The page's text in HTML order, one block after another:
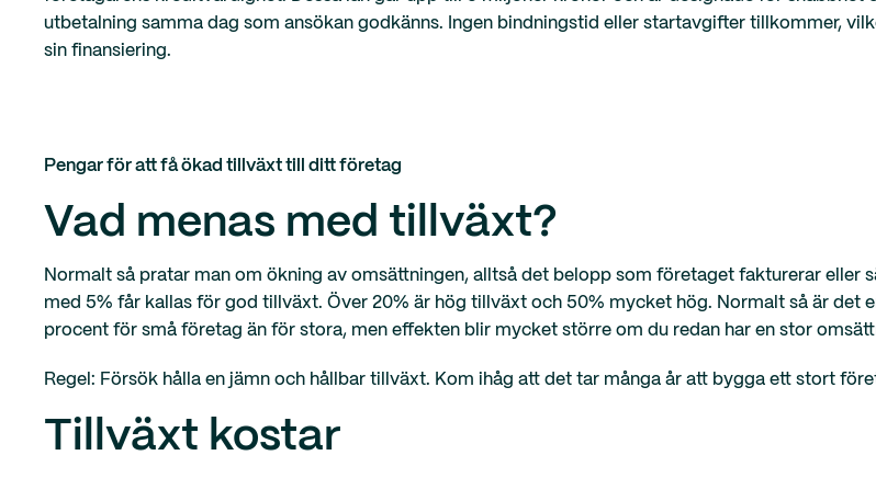
utbetalning samma dag som ansökan godkänns. Ingen bindningstid eller startavgifter tillkommer,
sin finansiering.
Pengar för att få ökad tillväxt till ditt företag
Vad menas med tillväxt?
Normalt så pratar man om ökning av omsättningen, alltså det belopp som företaget fakturerar eller
med 5% får kallas för god tillväxt. Över 20% är hög tillväxt och 50% mycket hög. Normalt så är det
procent för små företag än för stora, men effekten blir mycket större om du redan har en stor
Regel: Försök hålla en jämn och hållbar tillväxt. Kom ihåg att det tar många år att bygga ett stort
Tillväxt kostar